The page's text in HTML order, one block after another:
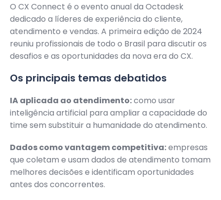
O CX Connect é o evento anual da Octadesk
dedicado a líderes de experiência do cliente,
atendimento e vendas. A primeira edição de 2024
reuniu profissionais de todo o Brasil para discutir os
desafios e as oportunidades da nova era do CX.
Os principais temas debatidos
IA aplicada ao atendimento:como usar
inteligência artificial para ampliar a capacidade do
time sem substituir a humanidade do atendimento.
Dados como vantagem competitiva:empresas
que coletam e usam dados de atendimento tomam
melhores decisões e identificam oportunidades
antes dos concorrentes.